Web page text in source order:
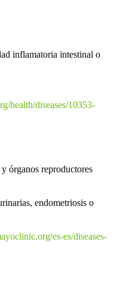
inflamatoria intestinal o
health/diseases/10353-
órganos reproductores
endometriosis o
es-es/diseases-